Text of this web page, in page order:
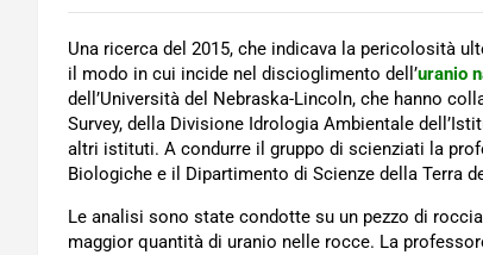
Una ricerca del 2015, che indicava la pericolosità
il modo in cui incide nel discioglimento dell’uranio
dell’Università del Nebraska-Lincoln, che hanno
Survey, della Divisione Idrologia Ambientale
altri istituti. A condurre il gruppo di scienziati la
Biologiche e il Dipartimento di Scienze della Terra
Le analisi sono state condotte su un pezzo di
maggior quantità di uranio nelle rocce. La